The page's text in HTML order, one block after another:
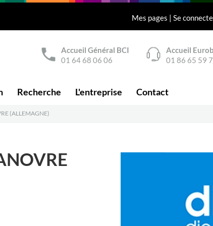
Mes pages | Se
Accueil Général BCI
01 64 68 06 06
Accueil
01 86 65 59
Recherche L'entreprise Contact
(ALLEMAGNE)